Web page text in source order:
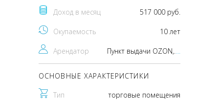
Доход в месяц 517 000 руб.
Окупаемость 10 лет
Арендатор Пункт выдачи OZON, Пункт выдачи Wildberries, Ресторан, Дом быта...
ОСНОВНЫЕ ХАРАКТЕРИСТИКИ
Тип торговые помещения